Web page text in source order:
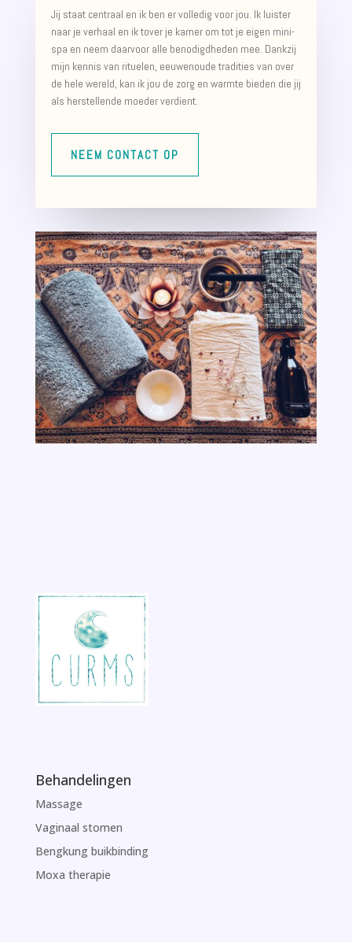
Jij staat centraal en ik ben er volledig voor jou. Ik luister
naar je verhaal en ik tover je kamer om tot je eigen mini-
spa en neem daarvoor alle benodigdheden mee. Dankzij
mijn kennis van rituelen, eeuwenoude tradities van over
de hele wereld, kan ik jou de zorg en warmte bieden die jij
als herstellende moeder verdient.
NEEM CONTACT OP
Behandelingen
Massage
Vaginaal stomen
Bengkung buikbinding
Moxa therapie